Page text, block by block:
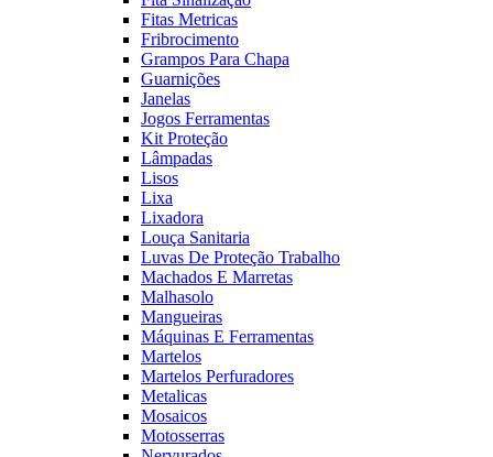
Fitas Metricas
Fribrocimento
Grampos Para Chapa
Guarnições
Janelas
Jogos Ferramentas
Kit Proteção
Lâmpadas
Lisos
Lixa
Lixadora
Louça Sanitaria
Luvas De Proteção Trabalho
Machados E Marretas
Malhasolo
Mangueiras
Máquinas E Ferramentas
Martelos
Martelos Perfuradores
Metalicas
Mosaicos
Motosserras